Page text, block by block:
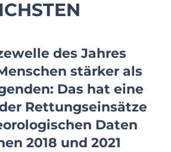
des Jahres
stärker als
Das hat eine
Rettungseinsätze
Daten
2018 und 2021